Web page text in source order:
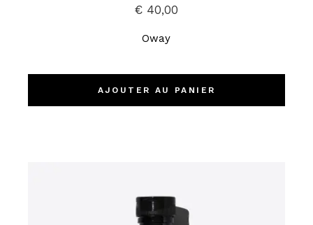
€ 40,00
Oway
AJOUTER AU PANIER